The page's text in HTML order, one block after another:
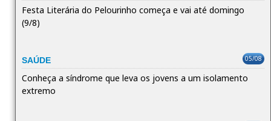
Festa Literária do Pelourinho começa e vai até domingo
(9/8)
SAÚDE 05/08
Conheça a síndrome que leva os jovens a um isolamento
extremo